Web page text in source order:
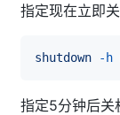
指定现在立即关
shutdown -h
指定5分钟后关